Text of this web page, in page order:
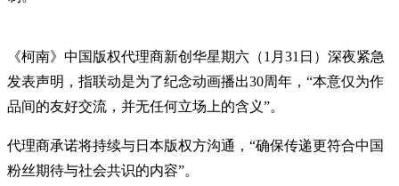
《柯南》中国版权代理商新创华星期六（1月31日）深夜紧急
发表声明，指联动是为了纪念动画播出30周年，“本意仅为作
品间的友好交流，并无任何立场上的含义”。
代理商承诺将持续与日本版权方沟通，“确保传递更符合中国
粉丝期待与社会共识的内容”。